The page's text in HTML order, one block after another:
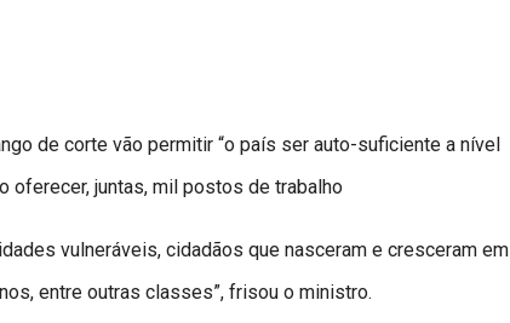
de corte vão permitir “o país ser auto-suficiente a nível
oferecer, juntas, mil postos de trabalho
vulneráveis, cidadãos que nasceram e cresceram em
entre outras classes”, frisou o ministro.